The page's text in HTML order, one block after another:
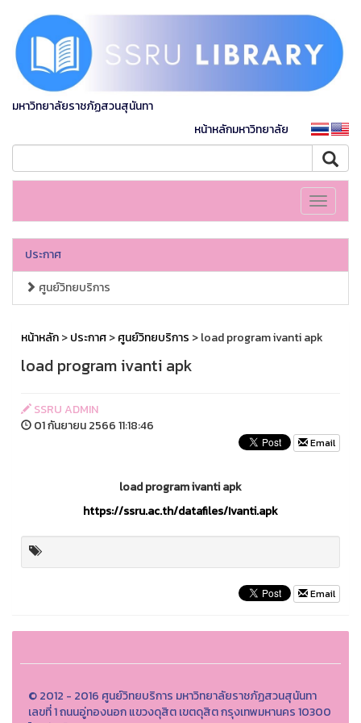
มหาวิทยาลัยราชภัฏสวนสุนันทา
หน้าหลักมหาวิทยาลัย
Toggle
ประกาศ
ศูนย์วิทยบริการ
หน้าหลัก>ประกาศ>ศูนย์วิทยบริการ > load program ivanti apk
load program ivanti apk
SSRU ADMIN
01 กันยายน 2566 11:18:46
Email
load program ivanti apk
https://ssru.ac.th/datafiles/Ivanti.apk
Email
© 2012 - 2016 ศูนย์วิทยบริการ มหาวิทยาลัยราชภัฏสวนสุนันทา
เลขที่ 1 ถนนอู่ทองนอก แขวงดุสิต เขตดุสิต กรุงเทพมหานคร 10300